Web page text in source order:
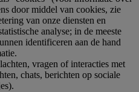
door middel van cookies, zie
van onze diensten en
analyse; in de meeste
identificeren aan de hand
vragen of interacties met
chats, berichten op sociale